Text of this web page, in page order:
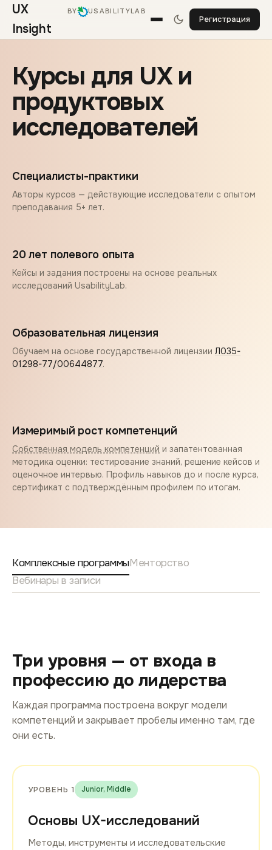
UX
Insight
BY USABILITYLAB
Регистрация
Курсы для UX и
продуктовых
исследователей
Специалисты-практики
Авторы курсов — действующие исследователи с опытом
преподавания 5+ лет.
20 лет полевого опыта
Кейсы и задания построены на основе реальных
исследований UsabilityLab.
Образовательная лицензия
Обучаем на основе государственной лицензии Л035-
01298-77/00644877.
Измеримый рост компетенций
Собственная модель компетенций и запатентованная
методика оценки: тестирование знаний, решение кейсов и
оценочное интервью. Профиль навыков до и после курса,
сертификат с подтверждённым профилем по итогам.
Комплексные программыМенторство
Вебинары в записи
Три уровня — от входа в
профессию до лидерства
Каждая программа построена вокруг модели
компетенций и закрывает пробелы именно там, где
они есть.
УРОВЕНЬ 1 Junior, Middle
Основы UX-исследований
Методы, инструменты и исследовательские